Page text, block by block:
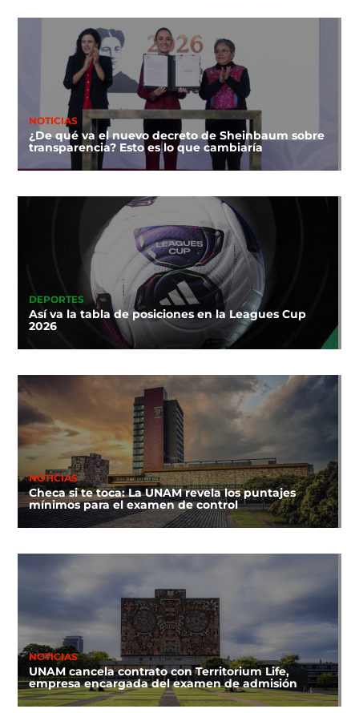
NOTICIAS
¿De qué va el nuevo decreto de Sheinbaum sobre
transparencia? Esto es lo que cambiaría
DEPORTES
Así va la tabla de posiciones en la Leagues Cup
2026
NOTICIAS
Checa si te toca: La UNAM revela los puntajes
mínimos para el examen de control
NOTICIAS
UNAM cancela contrato con Territorium Life,
empresa encargada del examen de admisión